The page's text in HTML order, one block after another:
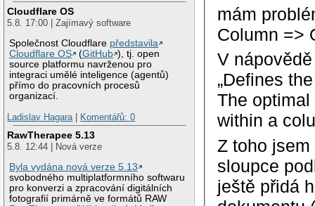
Cloudflare OS
5.8. 17:00 | Zajímavý software
Společnost Cloudflare představila
Cloudflare OS
(GitHub ), tj. open
source platformu navrženou pro
integraci umělé inteligence (agentů)
přímo do pracovních procesů
organizací.
Ladislav Hagara
Komentářů: 0
RawTherapee 5.13
5.8. 12:44 | Nová verze
Byla vydána nová verze 5.13
svobodného multiplatformního softwaru
pro konverzi a zpracování digitálních
fotografií primárně ve formátů RAW
mám
Column =>
V
„Defines
The
within a
Z toho
sloupce
ještě přidá